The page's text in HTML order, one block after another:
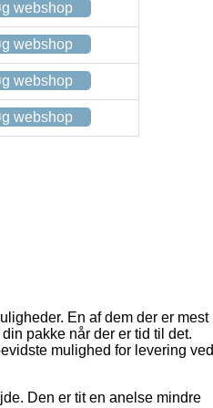
webshop
webshop
webshop
webshop
En af dem der er mest
pakke når der er tid til det.
mulighed for levering ved
Den er tit en anelse mindre